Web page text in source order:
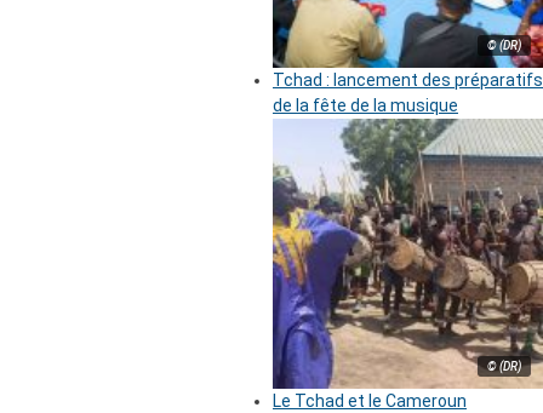
© (DR)
Tchad : lancement des préparatifs
de la fête de la musique
© (DR)
Le Tchad et le Cameroun